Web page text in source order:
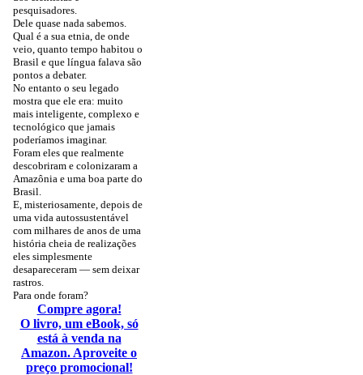
pesquisadores.
Dele quase nada sabemos.
Qual é a sua etnia, de onde
veio, quanto tempo habitou o
Brasil e que língua falava são
pontos a debater.
No entanto o seu legado
mostra que ele era: muito
mais inteligente, complexo e
tecnológico que jamais
poderíamos imaginar.
Foram eles que realmente
descobriram e colonizaram a
Amazônia e uma boa parte do
Brasil.
E, misteriosamente, depois de
uma vida autossustentável
com milhares de anos de uma
história cheia de realizações
eles simplesmente
desapareceram — sem deixar
rastros.
Para onde foram?
Compre agora!
O livro, um eBook, só
está à venda na
Amazon. Aproveite o
preço promocional!